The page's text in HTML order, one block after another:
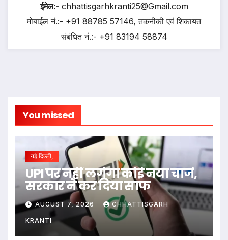
ईमेल:- chhattisgarhkranti25@Gmail.com
मोबाईल नं.:- +91 88785 57146, तकनीकी एवं शिकायत
संबंधित नं.:- +91 83194 58874
You missed
नई दिल्ली,
UPI पर नहीं लगेगा कोई नया चार्ज,
सरकार ने कर दिया साफ
AUGUST 7, 2026 CHHATTISGARH
KRANTI